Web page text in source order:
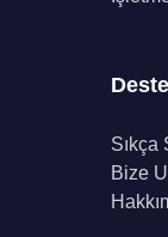
Sıkça
Bize